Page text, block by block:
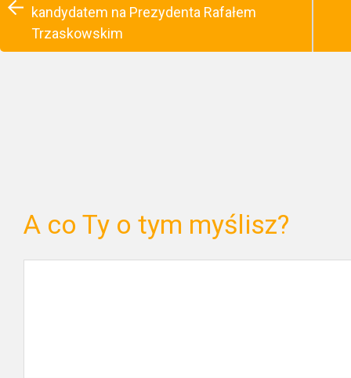
kandydatem na Prezydenta Rafałem
Trzaskowskim
A co Ty o tym myślisz?